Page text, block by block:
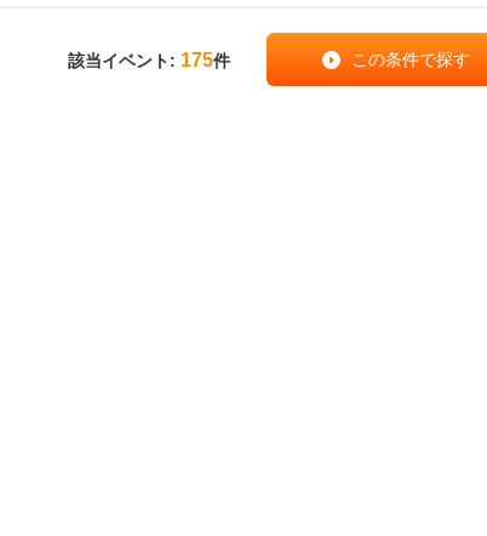
該当イベント: 175件